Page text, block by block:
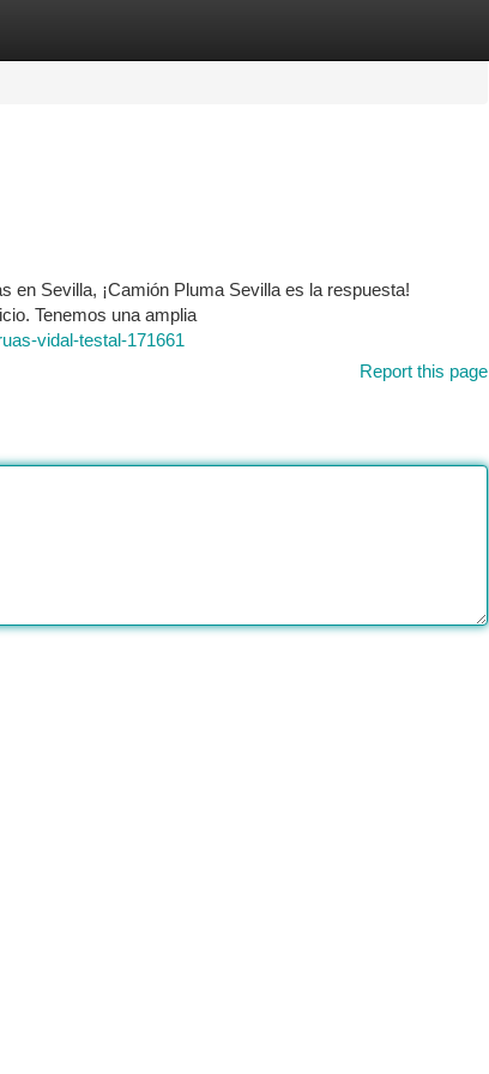
en Sevilla, ¡Camión Pluma Sevilla es la respuesta!
Tenemos una amplia
vidal-testal-171661
Report this page